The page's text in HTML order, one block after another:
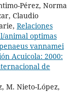
Pérez, Norma
Claudio
Relaciones
animal optimas
vannamei
Acuicola: 2000:
de
M. Nieto-López,